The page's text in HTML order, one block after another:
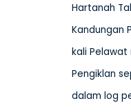
Hartanah
Kandungan
kali Pelawat
Pengiklan
dalam log